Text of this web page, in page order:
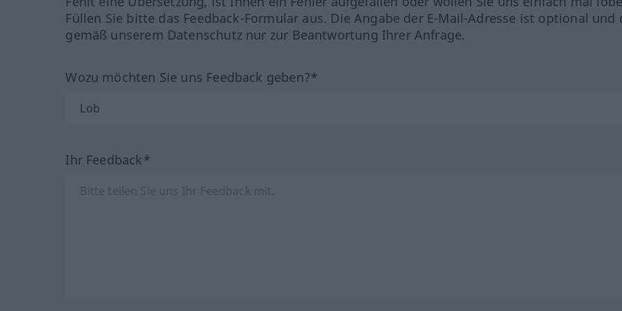
Füllen Sie bitte das Feedback-Formular aus. Die Angabe der E-Mail-Adresse ist optional und
gemäß unserem Datenschutz nur zur Beantwortung Ihrer Anfrage.
Wozu möchten Sie uns Feedback geben?*
Ihr Feedback*